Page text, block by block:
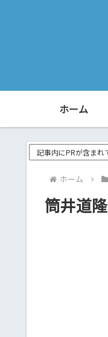
ホーム
記事内にPRが含まれ
ホーム
筒井道